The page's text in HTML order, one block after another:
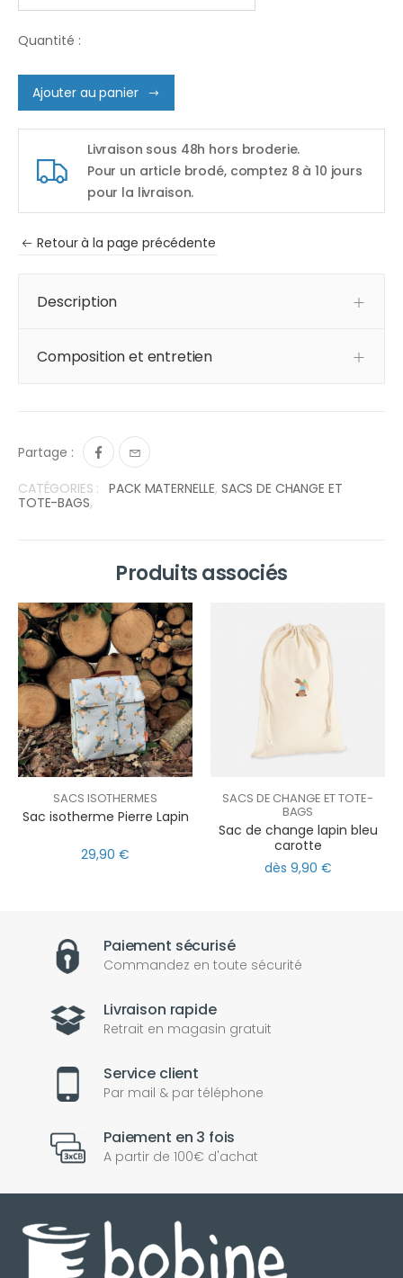
Quantité :
Ajouter au panier
Livraison sous 48h hors broderie.
Pour un article brodé, comptez 8 à 10 jours
pour la livraison.
Retour à la page précédente
Description
Composition et entretien
Partage :
CATÉGORIES : PACK MATERNELLE, SACS DE CHANGE ET
TOTE-BAGS,
Produits associés
SACS ISOTHERMES
Sac isotherme Pierre Lapin
29,90 €
SACS DE CHANGE ET TOTE-
BAGS
Sac de change lapin bleu
carotte
dès 9,90 €
Paiement sécurisé
Commandez en toute sécurité
Livraison rapide
Retrait en magasin gratuit
Service client
Par mail & par téléphone
Paiement en 3 fois
A partir de 100€ d'achat